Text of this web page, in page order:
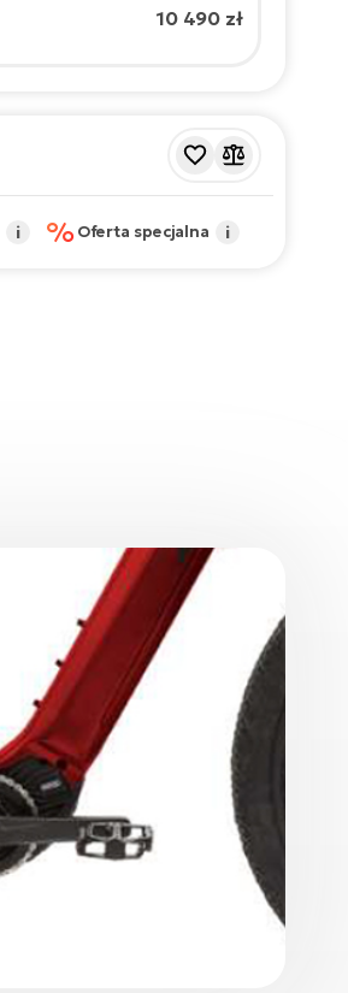
10 490 zł
i %Oferta specjalna i